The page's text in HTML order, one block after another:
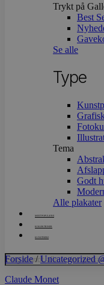
Trykt på
Best
Se alle
Type
Tema
Godt
Alle plakater
MEST POPULÆRE
KOLLEKTIONER
KUNSTNERE
Forside/Uncategorized
Claude Monet